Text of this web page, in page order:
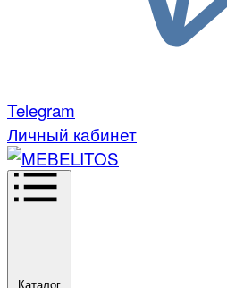
Telegram
Личный кабинет
Каталог